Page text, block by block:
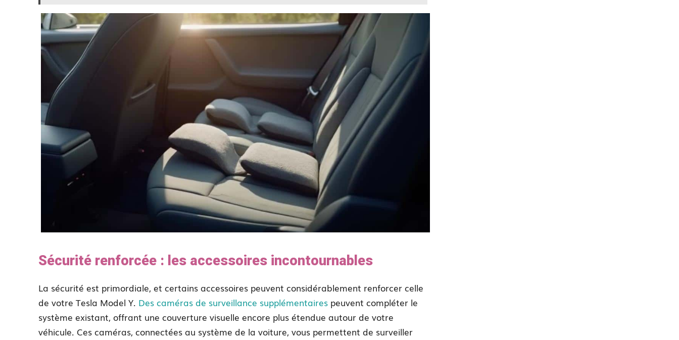
Sécurité renforcée : les accessoires incontournables
La sécurité est primordiale, et certains accessoires peuvent considérablement renforcer celle
de votre Tesla Model Y. Des caméras de surveillance supplémentaires peuvent compléter le
système existant, offrant une couverture visuelle encore plus étendue autour de votre
véhicule. Ces caméras, connectées au système de la voiture, vous permettent de surveiller